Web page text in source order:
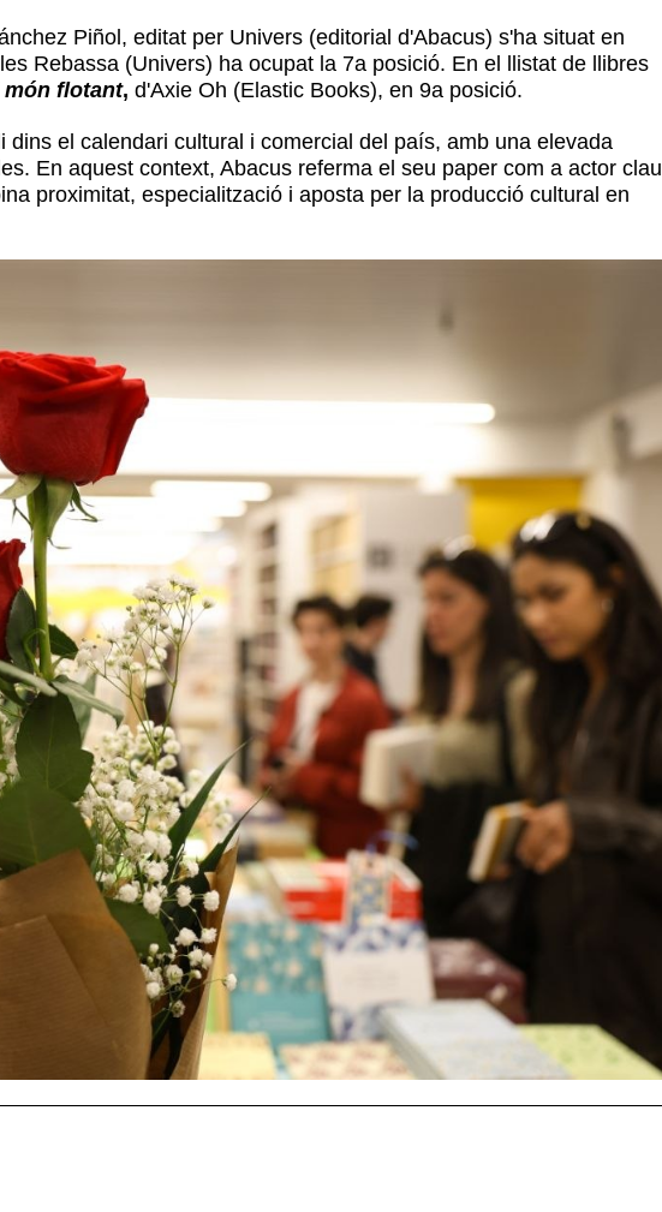
Piñol, editat per Univers (editorial d'Abacus) s'ha situat en
Rebassa (Univers) ha ocupat la 7a posició. En el llistat de llibres
món flotant, d'Axie Oh (Elastic Books), en 9a posició.
el calendari cultural i comercial del país, amb una elevada
En aquest context, Abacus referma el seu paper com a actor clau
proximitat, especialització i aposta per la producció cultural en